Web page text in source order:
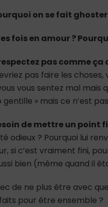
on se fait ghoster
fois en amour ?
pas comme ça
pas faire les
vous sentez mal
gentille » mais ce n’est
de mettre un point
odieux ? Pourquoi lui
si c’est vraiment fini,
bien (même quand il
de ne plus être avec
pour être ensemble ?